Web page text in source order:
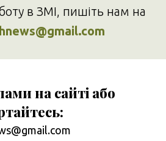
в ЗМІ, пишіть нам на
на сайті або